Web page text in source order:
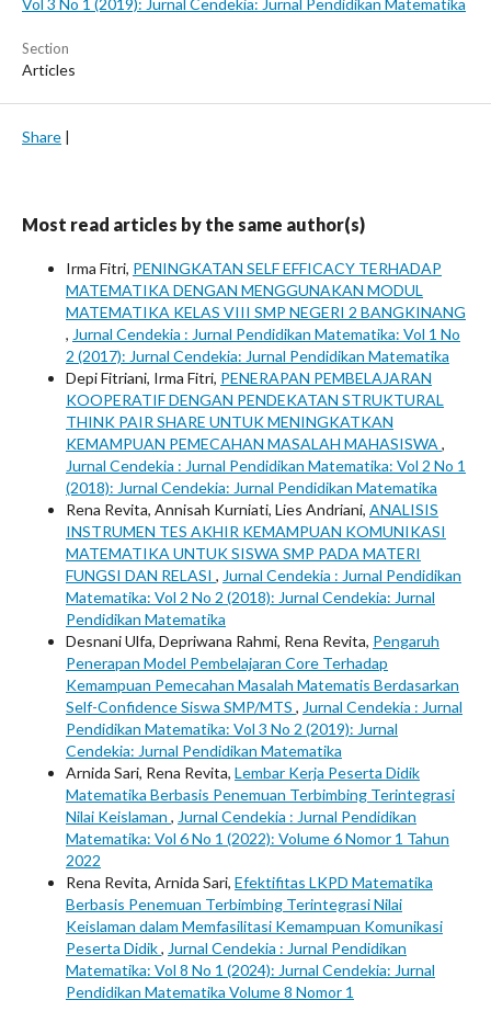
Vol 3 No 1 (2019): Jurnal Cendekia: Jurnal Pendidikan Matematika
Section
Articles
Share |
Most read articles by the same author(s)
Irma Fitri, PENINGKATAN SELF EFFICACY TERHADAP
MATEMATIKA DENGAN MENGGUNAKAN MODUL
MATEMATIKA KELAS VIII SMP NEGERI 2 BANGKINANG
, Jurnal Cendekia : Jurnal Pendidikan Matematika: Vol 1 No
2 (2017): Jurnal Cendekia: Jurnal Pendidikan Matematika
Depi Fitriani, Irma Fitri, PENERAPAN PEMBELAJARAN
KOOPERATIF DENGAN PENDEKATAN STRUKTURAL
THINK PAIR SHARE UNTUK MENINGKATKAN
KEMAMPUAN PEMECAHAN MASALAH MAHASISWA ,
Jurnal Cendekia : Jurnal Pendidikan Matematika: Vol 2 No 1
(2018): Jurnal Cendekia: Jurnal Pendidikan Matematika
Rena Revita, Annisah Kurniati, Lies Andriani, ANALISIS
INSTRUMEN TES AKHIR KEMAMPUAN KOMUNIKASI
MATEMATIKA UNTUK SISWA SMP PADA MATERI
FUNGSI DAN RELASI , Jurnal Cendekia : Jurnal Pendidikan
Matematika: Vol 2 No 2 (2018): Jurnal Cendekia: Jurnal
Pendidikan Matematika
Desnani Ulfa, Depriwana Rahmi, Rena Revita, Pengaruh
Penerapan Model Pembelajaran Core Terhadap
Kemampuan Pemecahan Masalah Matematis Berdasarkan
Self-Confidence Siswa SMP/MTS , Jurnal Cendekia : Jurnal
Pendidikan Matematika: Vol 3 No 2 (2019): Jurnal
Cendekia: Jurnal Pendidikan Matematika
Arnida Sari, Rena Revita, Lembar Kerja Peserta Didik
Matematika Berbasis Penemuan Terbimbing Terintegrasi
Nilai Keislaman , Jurnal Cendekia : Jurnal Pendidikan
Matematika: Vol 6 No 1 (2022): Volume 6 Nomor 1 Tahun
2022
Rena Revita, Arnida Sari, Efektifitas LKPD Matematika
Berbasis Penemuan Terbimbing Terintegrasi Nilai
Keislaman dalam Memfasilitasi Kemampuan Komunikasi
Peserta Didik, Jurnal Cendekia : Jurnal Pendidikan
Matematika: Vol 8 No 1 (2024): Jurnal Cendekia: Jurnal
Pendidikan Matematika Volume 8 Nomor 1